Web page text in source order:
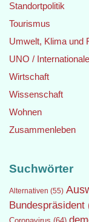
Standortpolitik
Tourismus
Umwelt, Klima und
UNO /
Wirtschaft
Wissenschaft
Wohnen
Zusammenleben
Suchwörter
Alternativen (55)
Bundespräsident